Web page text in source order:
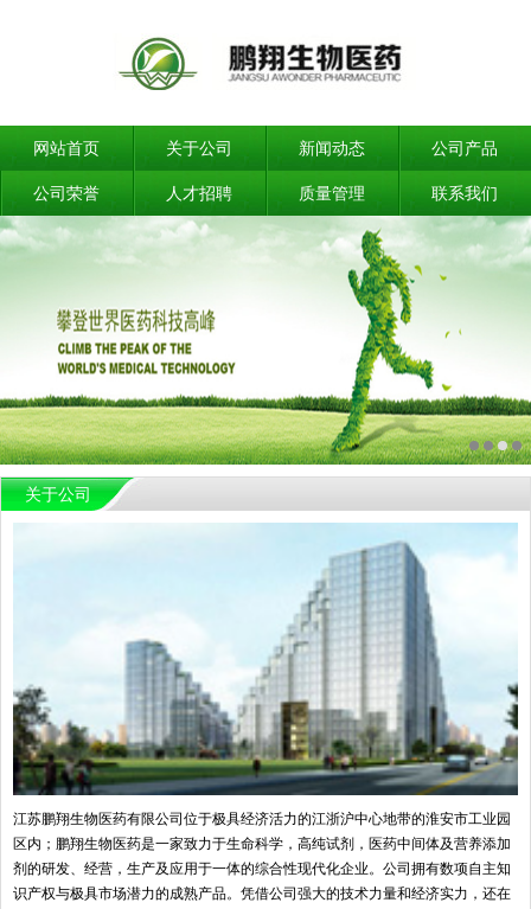
网站首页 关于公司 新闻动态 公司产品
公司荣誉 人才招聘 质量管理 联系我们
关于公司
江苏鹏翔生物医药有限公司位于极具经济活力的江浙沪中心地带的淮安市工业园
区内；鹏翔生物医药是一家致力于生命科学，高纯试剂，医药中间体及营养添加
剂的研发、经营，生产及应用于一体的综合性现代化企业。公司拥有数项自主知
识产权与极具市场潜力的成熟产品。凭借公司强大的技术力量和经济实力，还在